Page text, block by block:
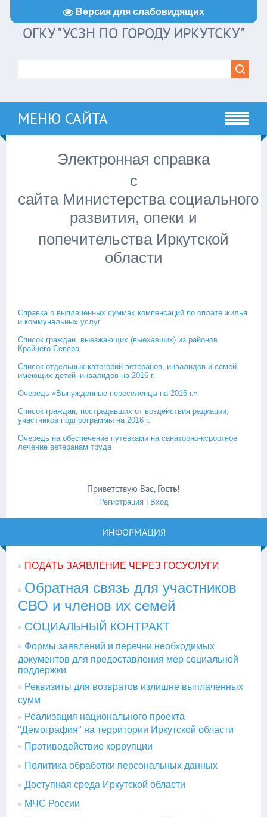
Версия для слабовидящих
ОГКУ "УСЗН ПО ГОРОДУ ИРКУТСКУ"
МЕНЮ САЙТА
Электронная справка
с
сайта Министерства социального
развития, опеки и
попечительства Иркутской
области
Справка о выплаченных суммах компенсаций по оплате жилья
и коммунальных услуг
Список граждан, выезжающих (выехавших) из районов
Крайнего Севера
Список отдельных категорий ветеранов, инвалидов и семей,
имеющих детей–инвалидов на 2016 г.
Очередь «Вынужденные переселенцы на 2016 г.»
Список граждан, пострадавших от воздействия радиации,
участников подпрограммы на 2016 г.
Очередь на обеспечение путевками на санаторно-курортное
лечение ветеранам труда
Приветствую Вас, Гость!
Регистрация| Вход
ИНФОРМАЦИЯ
ПОДАТЬ ЗАЯВЛЕНИЕ ЧЕРЕЗ ГОСУСЛУГИ
Обратная связь для участников
СВО и членов их семей
СОЦИАЛЬНЫЙ КОНТРАКТ
Формы заявлений и перечни необходимых
документов для предоставления мер социальной
поддержки
Реквизиты для возвратов излишне выплаченных
сумм
Реализация национального проекта
"Демография" на территории Иркутской области
Противодействие коррупции
Политика обработки персональных данных
Доступная среда Иркутской области
МЧС России